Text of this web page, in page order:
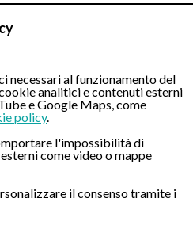
necessari al funzionamento del
analitici e contenuti esterni
e Google Maps, come
policy.
l'impossibilità di
come video o mappe
il consenso tramite i
dalle ore 9:00 alle ore 18:00.